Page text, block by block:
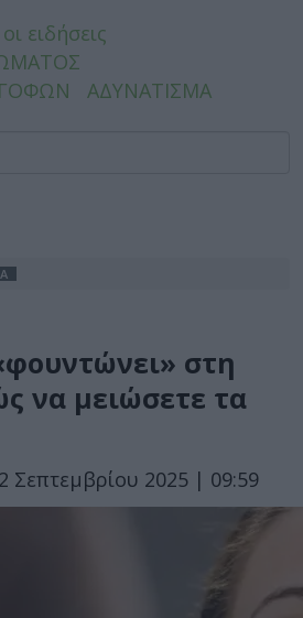
ειδήσεις
ΑΔΥΝΑΤΙΣΜΑ
στη
να μειώσετε τα
Σεπτεμβρίου 2025 | 09:59